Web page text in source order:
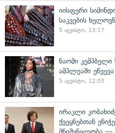
იისფერი
საკვების
5 აგვისტო, 13:17
ნაომი
ამპლუაში ეწვევა
5 აგვისტო, 12:03
ირაკლი
ქვეყნებთან